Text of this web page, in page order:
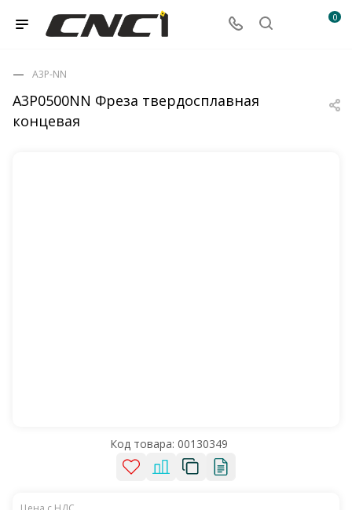
0
A3P0500NN Фреза твердосплавная
концевая
A3P-NN
Код товара: 00130349